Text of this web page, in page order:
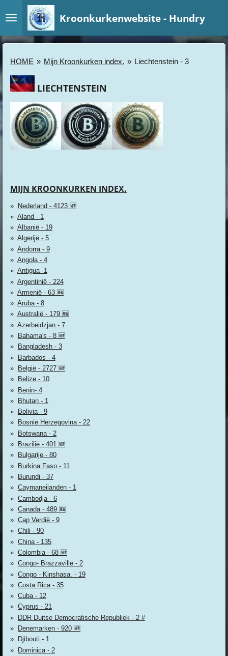
direct
naar
hoofdinhoud
Kroonkurkenwebsite - Hundry
HOME » Mijn Kroonkurken index. » Liechtenstein - 3
LIECHTENSTEIN
MIJN KROONKURKEN INDEX.
Nederland - 4123 🆕
Aland - 1
Albanië - 19
Algerijë - 5
Andorra - 9
Angola - 4
Antigua -1
Argentinië - 224
Armenië - 63 🆕
Aruba - 8
Australië - 179 🆕
Azerbeidzjan - 7
Bahama's - 8 🆕
Bangladesh - 3
Barbados - 4
België - 2727 🆕
Belize - 10
Benin- 4
Bhutan - 1
Bolivia - 9
Bosnië Herzegovina - 22
Botswana - 2
Brazilië - 401 🆕
Bulgarije - 80
Burkina Faso - 11
Burundi - 37
Caymaneilanden - 1
Cambodja - 6
Canada - 489 🆕
Cap Verdië - 9
Chili - 90
China - 135
Colombia - 68 🆕
Congo- Brazzaville - 2
Congo - Kinshasa. - 19
Costa Rica - 35
Cuba - 12
Cyprus - 21
DDR Duitse Democratische Republiek - 2 #
Denemarken - 920 🆕
Djibouti - 1
Dominica - 2